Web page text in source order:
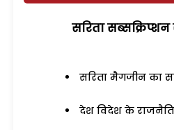
सरिता
सरिता मैगजीन का
देश विदेश के